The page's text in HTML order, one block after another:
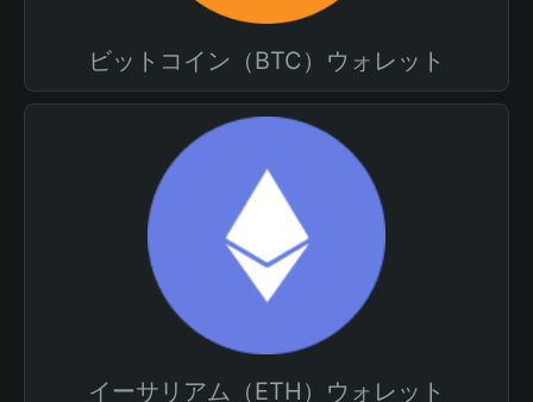
ビットコイン（BTC）ウォレット
イーサリアム（ETH）ウォレット